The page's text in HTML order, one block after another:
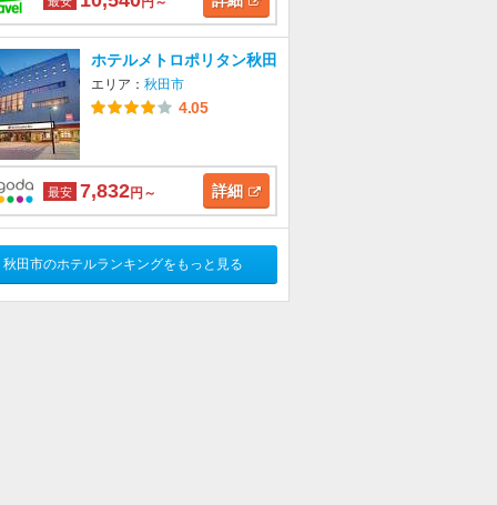
ホテルメトロポリタン秋田
エリア： 秋田市
4.05
最安 7,832円～ 詳細
秋田市のホテルランキングをもっと見る